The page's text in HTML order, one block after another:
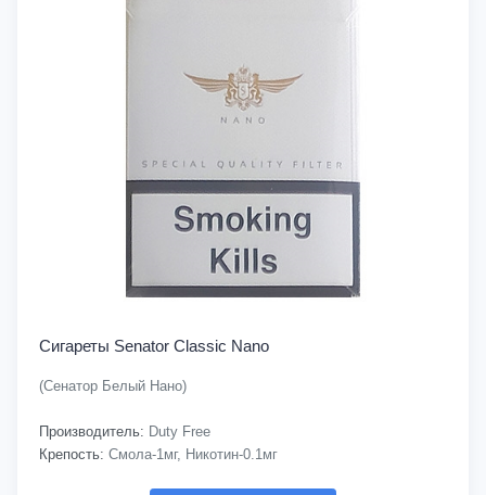
Сигареты Senator Classic Nano
(Сенатор Белый Нано)
Производитель: Duty Free
Крепость: Смола-1мг, Никотин-0.1мг